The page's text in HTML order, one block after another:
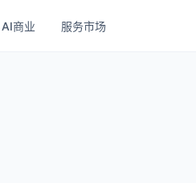
AI商业 服务市场